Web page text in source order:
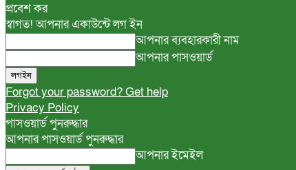
প্রবেশ কর
স্বাগত! আপনার একাউন্টে লগ ইন
আপনার ব্যবহারকারী নাম
আপনার পাসওয়ার্ড
Forgot your password? Get help
Privacy Policy
পাসওয়ার্ড পুনরুদ্ধার
আপনার পাসওয়ার্ড পুনরুদ্ধার
আপনার ইমেইল